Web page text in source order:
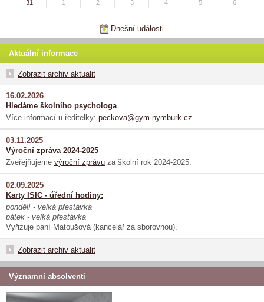
31 1 2 3 4 5 6
Dnešní události
Aktuální informace
Zobrazit archiv aktualit
16.02.2026
Hledáme školního psychologa
Více informací u ředitelky: peckova@gym-nymburk.cz
03.11.2025
Výroční zpráva 2024-2025
Zveřejňujeme výroční zprávu za školní rok 2024-2025.
02.09.2025
Karty ISIC - úřední hodiny:
pondělí - velká přestávka
pátek - velká přestávka
Vyřizuje paní Matoušová (kancelář za sborovnou).
Zobrazit archiv aktualit
Významní absolventi